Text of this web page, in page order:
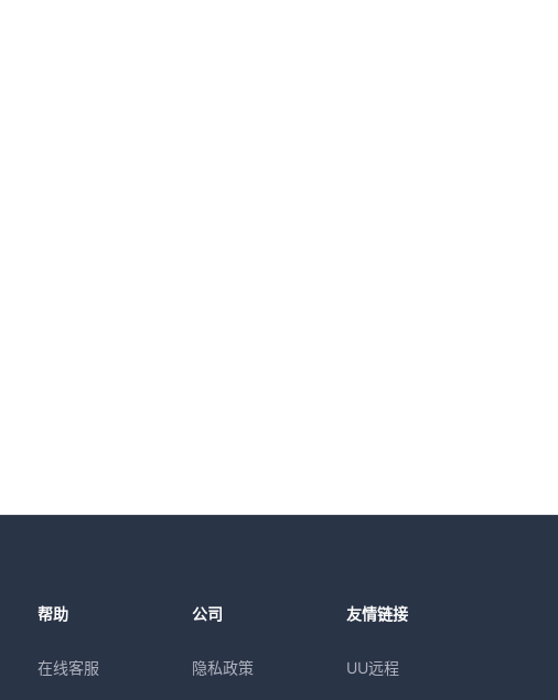
帮助
在线客服
公司
隐私政策
友情链接
UU远程